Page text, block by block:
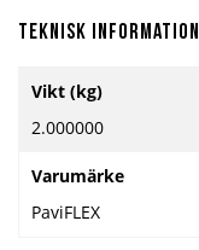
Teknisk information
information
Vikt (kg)
2.000000
Varumärke
PaviFLEX